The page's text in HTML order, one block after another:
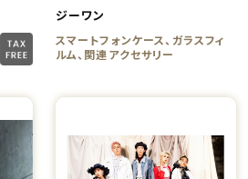
ジーワン
スマートフォンケース、ガラスフィ
ルム、関連アクセサリー